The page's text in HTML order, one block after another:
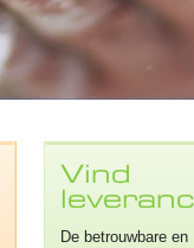
Vind
De betrouwbare en